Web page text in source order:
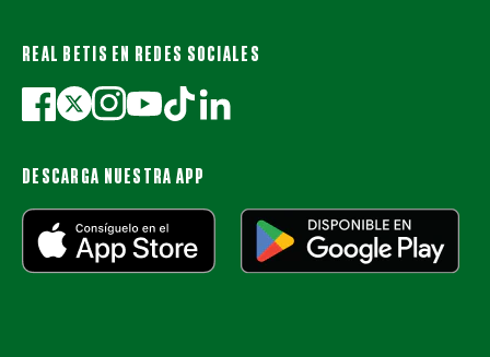
REAL BETIS EN REDES SOCIALES
DESCARGA NUESTRA APP